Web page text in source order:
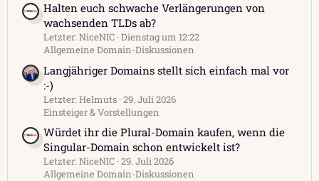
Halten euch schwache Verlängerungen von
wachsenden TLDs ab?
Letzter: NiceNIC Dienstag um 12:22
Allgemeine Domain-Diskussionen
Langjähriger Domains stellt sich einfach mal vor
:-)
Letzter: Helmuts 29. Juli 2026
Einsteiger & Vorstellungen
Würdet ihr die Plural-Domain kaufen, wenn die
Singular-Domain schon entwickelt ist?
Letzter: NiceNIC 29. Juli 2026
Allgemeine Domain-Diskussionen